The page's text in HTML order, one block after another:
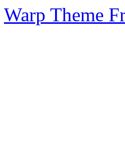
Warp Theme